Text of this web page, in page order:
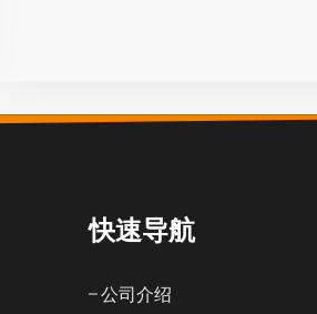
快速导航
公司介绍